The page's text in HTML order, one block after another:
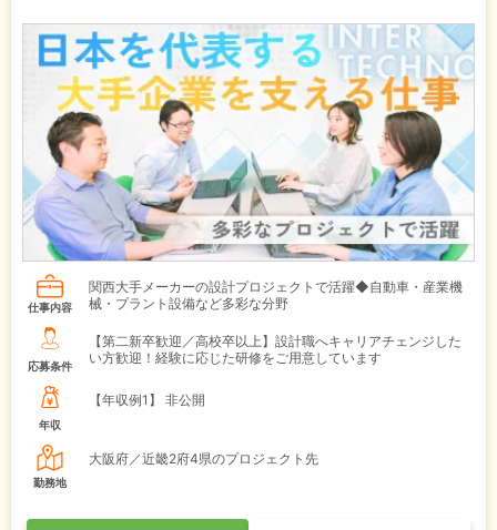
仕事内容
関西大手メーカーの設計プロジェクトで活躍◆自動車・産業機
械・プラント設備など多彩な分野
応募条件
【第二新卒歓迎／高校卒以上】設計職へキャリアチェンジした
い方歓迎！経験に応じた研修をご用意しています
年収
【年収例1】 非公開
勤務地
大阪府／近畿2府4県のプロジェクト先